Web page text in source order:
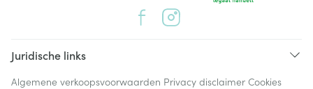
Juridische links
Algemene verkoopsvoorwaarden Privacy disclaimer Cookies